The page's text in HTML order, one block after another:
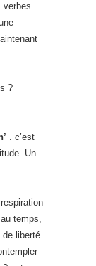
verbes
?
. c’est
Un
temps,
de liberté